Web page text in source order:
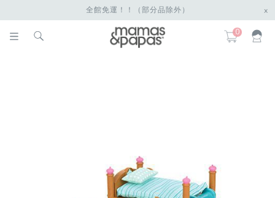
全館免運！！（部分品除外） x
0